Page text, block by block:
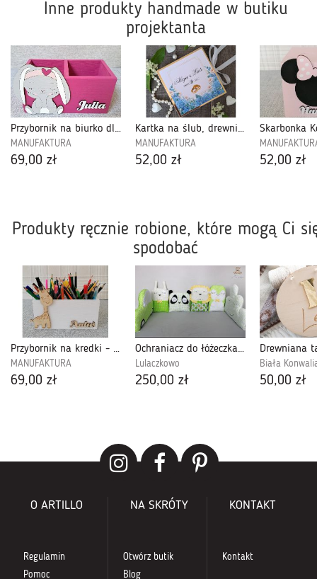
Inne produkty handmade w butiku
projektanta
Przybornik na biurko dla dziecka-O2K71
MANUFAKTURA
69,00 zł
Kartka na ślub, drewniane pudełko na pieniądze-PSS2305
MANUFAKTURA
52,00 zł 52,00 zł
Produkty ręcznie robione, które mogą Ci
spodobać
Przybornik na kredki - O2K10
MANUFAKTURA
69,00 zł
Ochraniacz do łóżeczka zwierzątka zieleń-biał
Lulaczkowo
250,00 zł
Biała
50,00 zł
O ARTILLO
Regulamin
Pomoc
NA SKRÓTY
Otwórz butik
Blog
KONTAKT
Kontakt